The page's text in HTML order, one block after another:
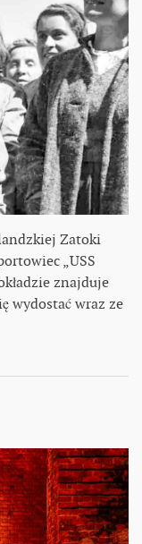
Zatoki
„USS
znajduje
wydostać wraz ze